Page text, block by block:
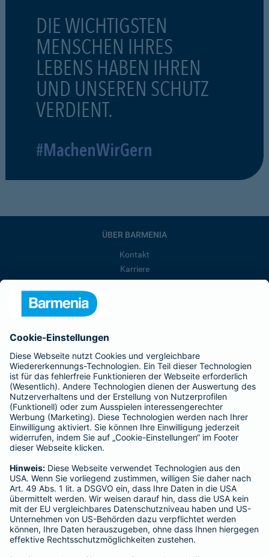
DIE WICHTIGSTEN
MENSCHEN IHRES
LEBENS HABEN IHREN
UND UNSEREN SCHUTZ
VERDIENT.
#MachenWirGern
ÜBER BARMENIA
Kontakt
Karriere
Barmenia ist Teil der BarmeniaGothaer
BELIEBTE SEITEN
Kranken-Zusatzversicherung
Tierversicherungen
Haftpflichtversicherung
Hausratversicherung
Adresse ändern
Schaden melden
Kilometerstandsmeldung
Serviceübersicht